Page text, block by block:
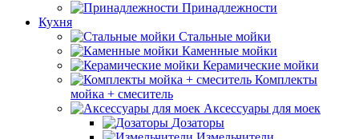
Принадлежности
Кухня
Стальные мойки
Каменные мойки
Керамические мойки
Комплекты
мойка + смеситель
Аксессуары для моек
Дозаторы